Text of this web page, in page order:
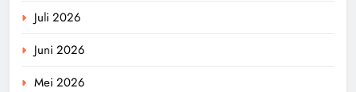
Juli 2026
Juni 2026
Mei 2026